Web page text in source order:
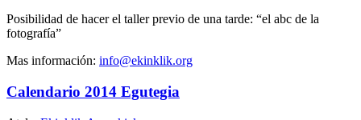
Posibilidad de hacer el taller previo de una tarde: “el abc de la
fotografía”
Mas información: info@ekinklik.org
Calendario 2014 Egutegia